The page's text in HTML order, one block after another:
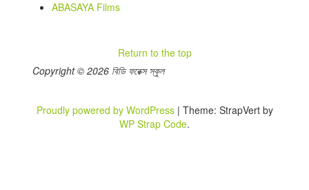
ABASAYA Films
Return to the top
Copyright © 2026 বিডি ফরেক্স স্কুল
Proudly powered by WordPress | Theme: StrapVert by
WP Strap Code.